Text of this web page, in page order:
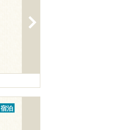
宿泊